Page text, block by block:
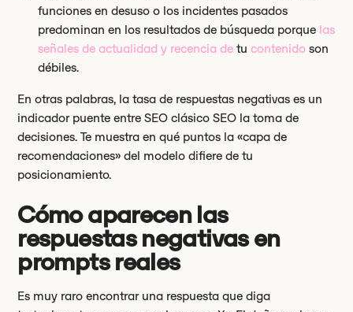
funciones en desuso o los incidentes pasados
predominan en los resultados de búsqueda porque las
señales de actualidad y recencia de tucontenido son
débiles.
En otras palabras, la tasa de respuestas negativas es un
indicador puente entre SEO clásico SEO la toma de
decisiones. Te muestra en qué puntos la «capa de
recomendaciones» del modelo difiere de tu
posicionamiento.
Cómo aparecen las
respuestas negativas en
prompts reales
Es muy raro encontrar una respuesta que diga